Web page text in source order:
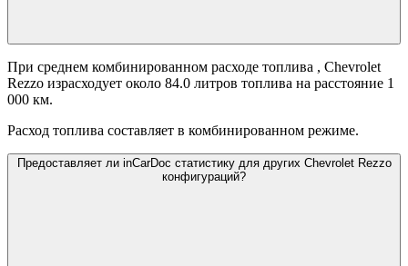
При среднем комбинированном расходе топлива , Chevrolet
Rezzo израсходует около 84.0 литров топлива на расстояние 1
000 км.
Расход топлива составляет в комбинированном режиме.
Предоставляет ли inCarDoc статистику для других Chevrolet Rezzo
конфигураций?